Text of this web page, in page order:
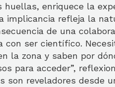
enriquece la
implicancia refleja la
de una
con ser científico.
la zona y saben por
para acceder”,
son reveladores desde